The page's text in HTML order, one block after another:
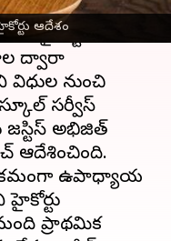
ఆదేశం
హైకోర్టు కోరడా
ద్వారా
నుంచి
సర్వీస్
జస్టిస్ అభిజిత్
ఆదేశించింది.
ఉపాధ్యాయ
ప్రాథమిక